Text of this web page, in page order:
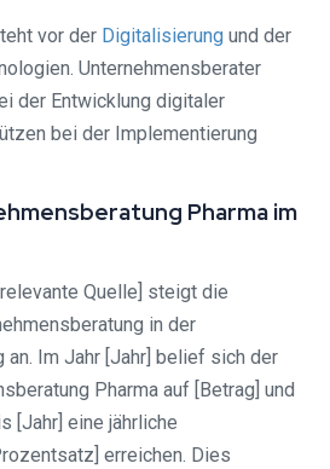
vor der Digitalisierung und der
Unternehmensberater
der Entwicklung digitaler
bei der Implementierung
Pharma im
Quelle] steigt die
in der
an. Im Jahr [Jahr] belief sich der
Pharma auf [Betrag] und
[Jahr] eine jährliche
erreichen. Dies